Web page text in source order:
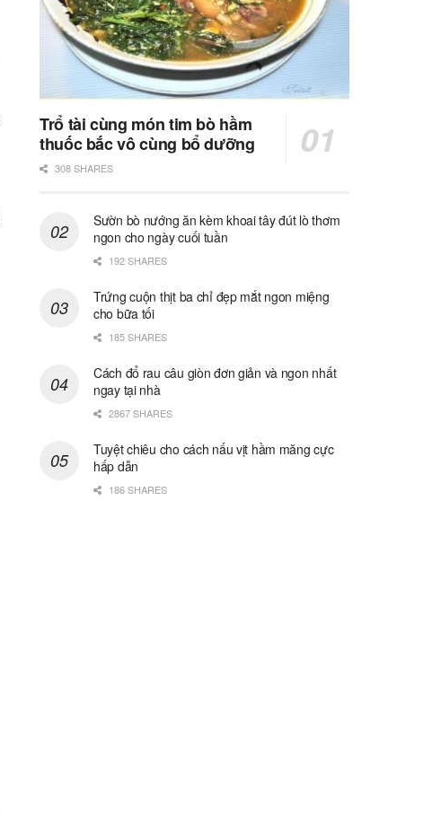
Trổ tài cùng món tim bò hầm
thuốc bắc vô cùng bổ dưỡng
308 SHARES
Sườn bò nướng ăn kèm khoai tây đút lò thơm
ngon cho ngày cuối tuần
192 SHARES
Trứng cuộn thịt ba chỉ đẹp mắt ngon miệng
cho bữa tối
185 SHARES
Cách đổ rau câu giòn đơn giản và ngon nhất
ngay tại nhà
2867 SHARES
Tuyệt chiêu cho cách nấu vịt hầm măng cực
hấp dẫn
186 SHARES